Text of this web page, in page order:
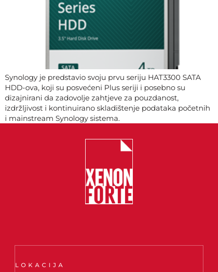
Synology je predstavio svoju prvu seriju HAT3300 SATA
HDD-ova, koji su posvećeni Plus seriji i posebno su
dizajnirani da zadovolje zahtjeve za pouzdanost,
izdržljivost i kontinuirano skladištenje podataka početnih
i mainstream Synology sistema.
LOKACIJA